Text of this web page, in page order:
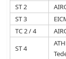
ST 2
ST 3
TC 2 / 4
ST 4